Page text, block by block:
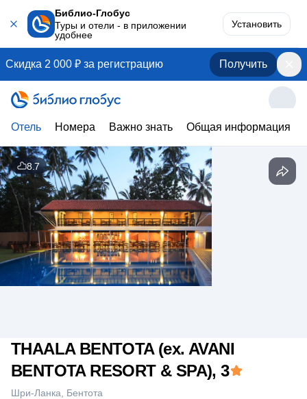
Библио-Глобус
Туры и отели - в приложении
удобнее
Установить
Скидка 2 000 ₽ за регистрацию Получить
Отель Номера Важно знать Общая информация
THAALA BENTOTA (ex. AVANI
BENTOTA RESORT & SPA), 3
Шри-Ланка Бентота
8.7